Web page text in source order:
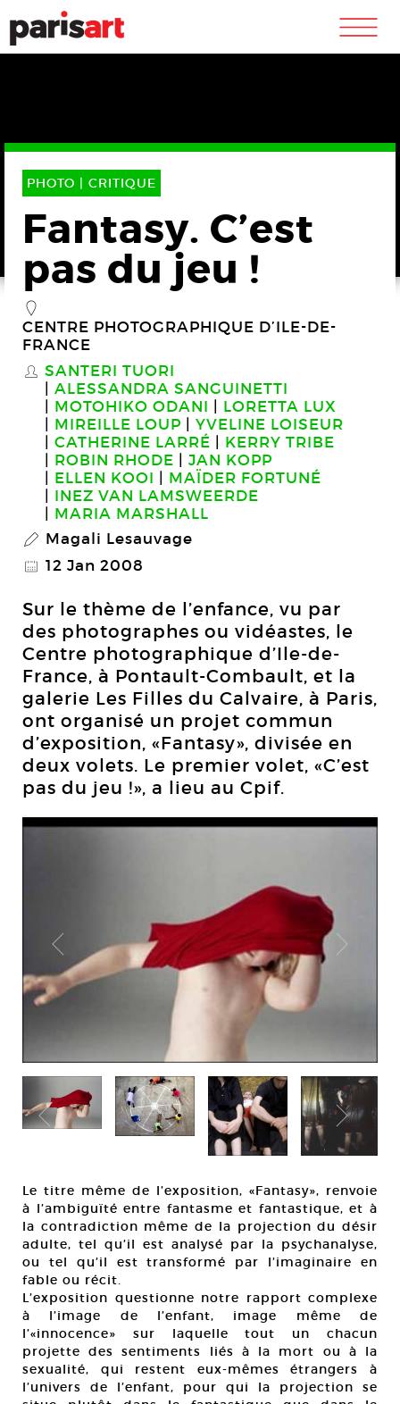
m
PHOTO | CRITIQUE
Fantasy. C’est
pas du jeu !
_
CENTRE PHOTOGRAPHIQUE D’ILE-DE-
FRANCE
S SANTERI TUORI
ALESSANDRA SANGUINETTI
MOTOHIKO ODANI
LORETTA LUX
MIREILLE LOUP
YVELINE LOISEUR
CATHERINE LARRÉ
KERRY TRIBE
ROBIN RHODE
JAN KOPP
ELLEN KOOI
MAÏDER FORTUNÉ
INEZ VAN LAMSWEERDE
MARIA MARSHALL
P Magali Lesauvage
@ 12 Jan 2008
Sur le thème de l’enfance, vu par
des photographes ou vidéastes, le
Centre photographique d’Ile-de-
France, à Pontault-Combault, et la
galerie Les Filles du Calvaire, à Paris,
ont organisé un projet commun
d’exposition, «Fantasy», divisée en
deux volets. Le premier volet, «C’est
pas du jeu !», a lieu au Cpif.
Le titre même de l’exposition, «Fantasy», renvoie
à l’ambiguïté entre fantasme et fantastique, et à
la contradiction même de la projection du désir
adulte, tel qu’il est analysé par la psychanalyse,
ou tel qu’il est transformé par l’imaginaire en
fable ou récit.
L’exposition questionne notre rapport complexe
à l’image de l’enfant, image même de
l’«innocence» sur laquelle tout un chacun
projette des sentiments liés à la mort ou à la
sexualité, qui restent eux-mêmes étrangers à
l’univers de l’enfant, pour qui la projection se